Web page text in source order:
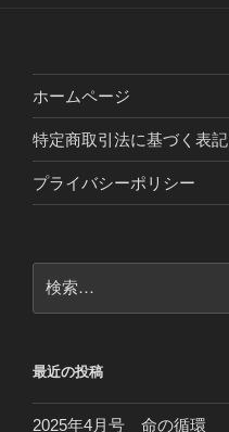
ホームページ
特定商取引法に基づく表記
プライバシーポリシー
索:
最近の投稿
2025年4月号 命の循環